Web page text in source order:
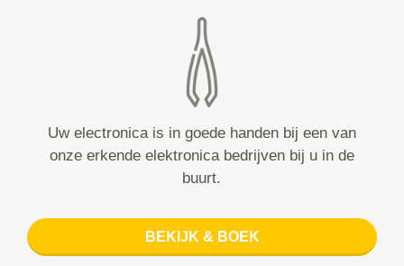
Uw electronica is in goede handen bij een van
onze erkende elektronica bedrijven bij u in de
buurt.
BEKIJK & BOEK